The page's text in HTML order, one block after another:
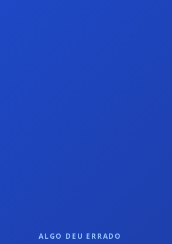
ALGO DEU ERRADO